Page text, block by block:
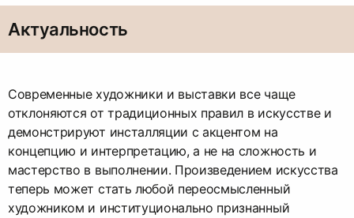
Актуальность
Современные художники и выставки все чаще
отклоняются от традиционных правил в искусстве и
демонстрируют инсталляции с акцентом на
концепцию и интерпретацию, а не на сложность и
мастерство в выполнении. Произведением искусства
теперь может стать любой переосмысленный
художником и институционально признанный